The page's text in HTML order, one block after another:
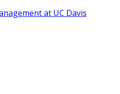
at UC Davis